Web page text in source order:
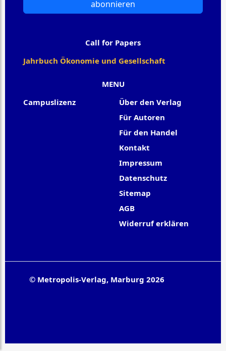
MENU
Campuslizenz
Über den Verlag
Für Autoren
Für den Handel
Kontakt
Impressum
Datenschutz
Sitemap
AGB
Widerruf erklären
abonnieren
Call for Papers
Jahrbuch Ökonomie und Gesellschaft
© Metropolis-Verlag, Marburg 2026